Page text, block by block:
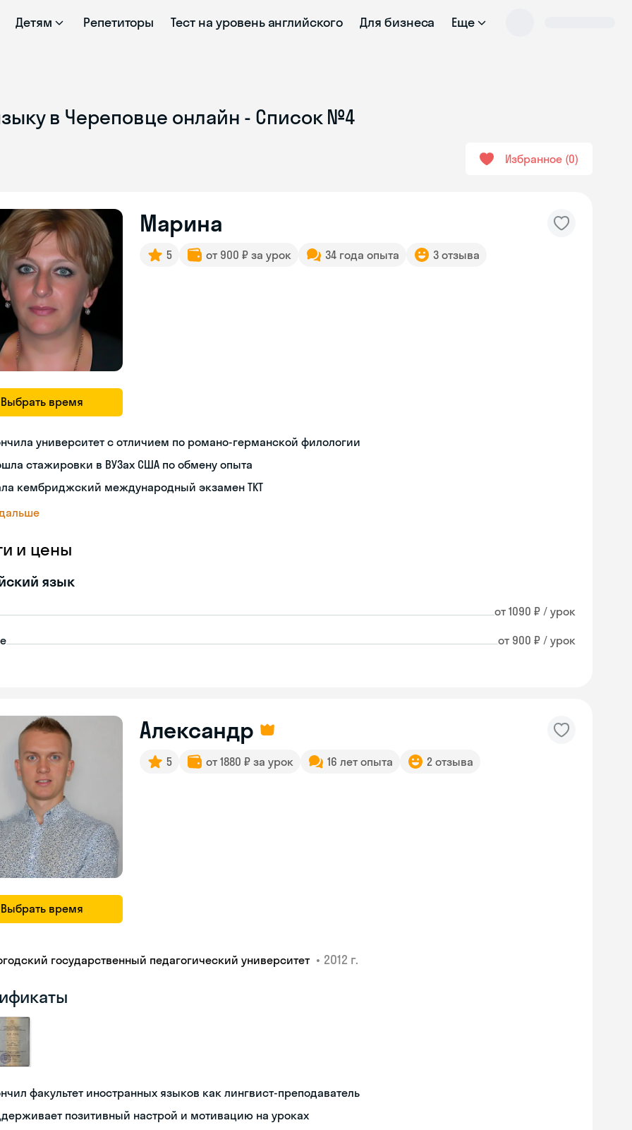
Детям Репетиторы Тест на уровень английского Для бизнеса Еще
в Череповце онлайн - Список №4
Избранное 0
Выбрать время
Марина
5 от 900 ₽ за урок 34 года опыта 3 отзыва
университет с отличием по романо-германской филологии
стажировки в ВУЗах США по обмену опыта
кембриджский международный экзамен TKT
и цены
язык
от 1090 ₽ / урок
от 900 ₽ / урок
Выбрать время
Александр
5 от 1880 ₽ за урок 16 лет опыта 2 отзыва
государственный педагогический университет • 2012 г.
факультет иностранных языков как лингвист-преподаватель
позитивный настрой и мотивацию на уроках